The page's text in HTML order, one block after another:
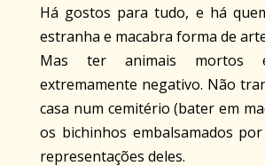
Há gostos para tudo, e há
estranha e macabra forma de
Mas ter animais mortos
extremamente negativo. Não
casa num cemitério (bater em
os bichinhos embalsamados
representações deles.